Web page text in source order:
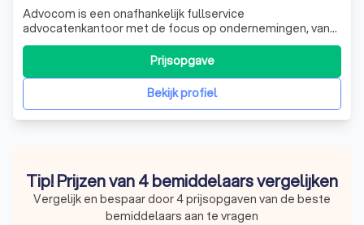
Advocom is een onafhankelijk fullservice
advocatenkantoor met de focus op ondernemingen, van
ambitieuze start-ups tot gevestigde kmo’s, zowel in
binnen- als buitenland. Met een multidisciplinair team van
15 advocaten begeleiden we ondernemers en bedrijven
tijdens hun ondernemingstraject op een bet
Bekijk profiel
Prijsopgave
Tip! Prijzen van 4 bemiddelaars vergelijken
Vergelijk en bespaar door 4 prijsopgaven van de beste
bemiddelaars aan te vragen